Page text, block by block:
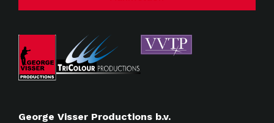
George Visser Productions b.v.